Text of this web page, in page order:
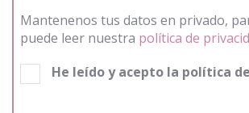
Mantenenos tus datos en privado,
puede leer nuestra política de
He leído y acepto la política